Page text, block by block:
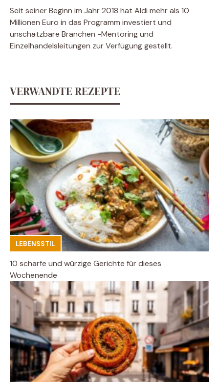
Seit seiner Beginn im Jahr 2018 hat Aldi mehr als 10
Millionen Euro in das Programm investiert und
unschätzbare Branchen -Mentoring und
Einzelhandelsleitungen zur Verfügung gestellt.
VERWANDTE REZEPTE
LEBENSSTIL
10 scharfe und würzige Gerichte für dieses
Wochenende